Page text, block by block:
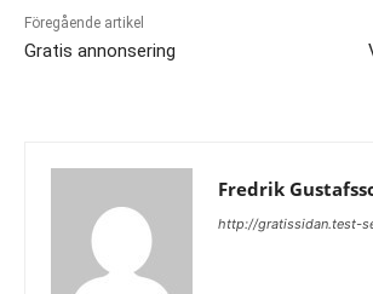
Föregående artikel
Gratis annonsering
Fredrik
http://gratissidan.test-